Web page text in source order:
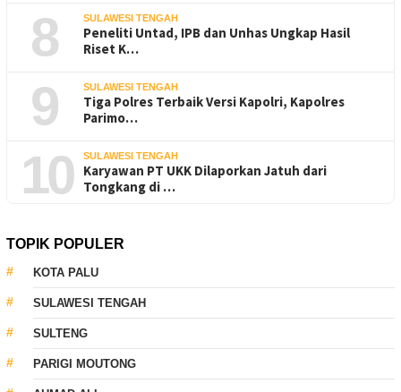
8 SULAWESI TENGAH
Peneliti Untad, IPB dan Unhas Ungkap Hasil
Riset K…
9 SULAWESI TENGAH
Tiga Polres Terbaik Versi Kapolri, Kapolres
Parimo…
10 SULAWESI TENGAH
Karyawan PT UKK Dilaporkan Jatuh dari
Tongkang di …
TOPIK POPULER
KOTA PALU
SULAWESI TENGAH
SULTENG
PARIGI MOUTONG